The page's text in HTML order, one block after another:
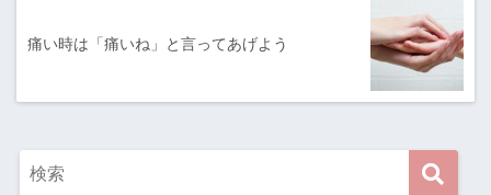
痛い時は「痛いね」と言ってあげよう